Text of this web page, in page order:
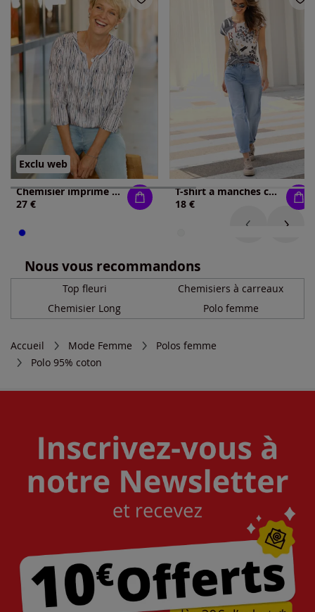
Exclu web
Chemisier imprimé mode
27 €
T-shirt à manches courtes mancherons tendance
18 €
Nous vous recommandons
Top fleuri
Chemisiers à carreaux
Chemisier Long
Polo femme
Accueil Mode Femme
Polos femme
Polo 95% coton